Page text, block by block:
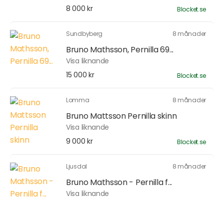
8 000 kr
Blocket.se
Sundbyberg 8 månader
Bruno Mathsson, Pernilla 69...
Visa liknande
15 000 kr
Blocket.se
Lomma 8 månader
Bruno Mattsson Pernilla skinn
Visa liknande
9 000 kr
Blocket.se
Ljusdal 8 månader
Bruno Mathsson - Pernilla f...
Visa liknande